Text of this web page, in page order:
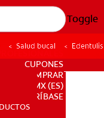
Toggle
PRODUCTOS
CUPONES
COMPRAR
MX (ES)
SUSCRÍBASE
Salud bucal